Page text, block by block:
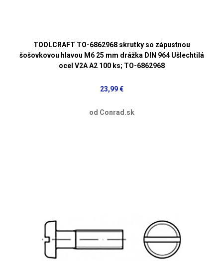
TOOLCRAFT TO-6862968 skrutky so zápustnou
šošovkovou hlavou M6 25 mm drážka DIN 964 Ušlechtilá
ocel V2A A2 100 ks; TO-6862968
23,99 €
od Conrad.sk